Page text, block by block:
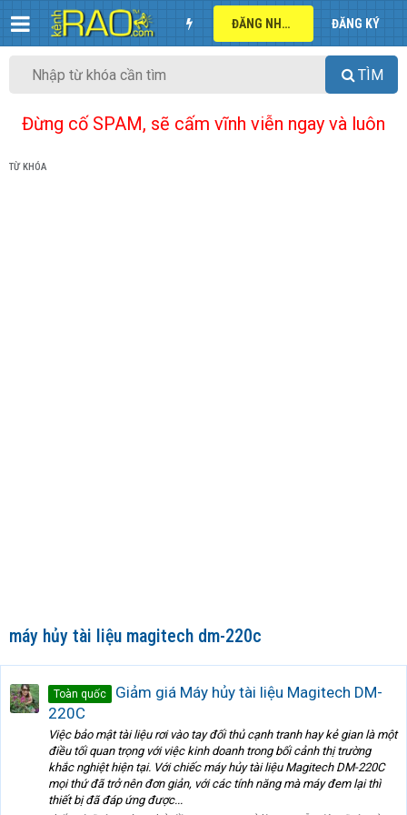
ĐĂNG NHẬP ĐĂNG KÝ
TÌM
Đừng cố SPAM, sẽ cấm vĩnh viễn ngay và luôn
TỪ KHÓA
máy hủy tài liệu magitech dm-220c
Toàn quốc
Giảm giá Máy hủy tài liệu Magitech DM-
220C
Việc bảo mật tài liệu rơi vào tay đối thủ cạnh tranh hay kẻ gian là một
điều tối quan trọng với việc kinh doanh trong bối cảnh thị trường
khắc nghiệt hiện tại. Với chiếc máy hủy tài liệu Magitech DM-220C
mọi thứ đã trở nên đơn giản, với các tính năng mà máy đem lại thì
thiết bị đã đáp ứng được...